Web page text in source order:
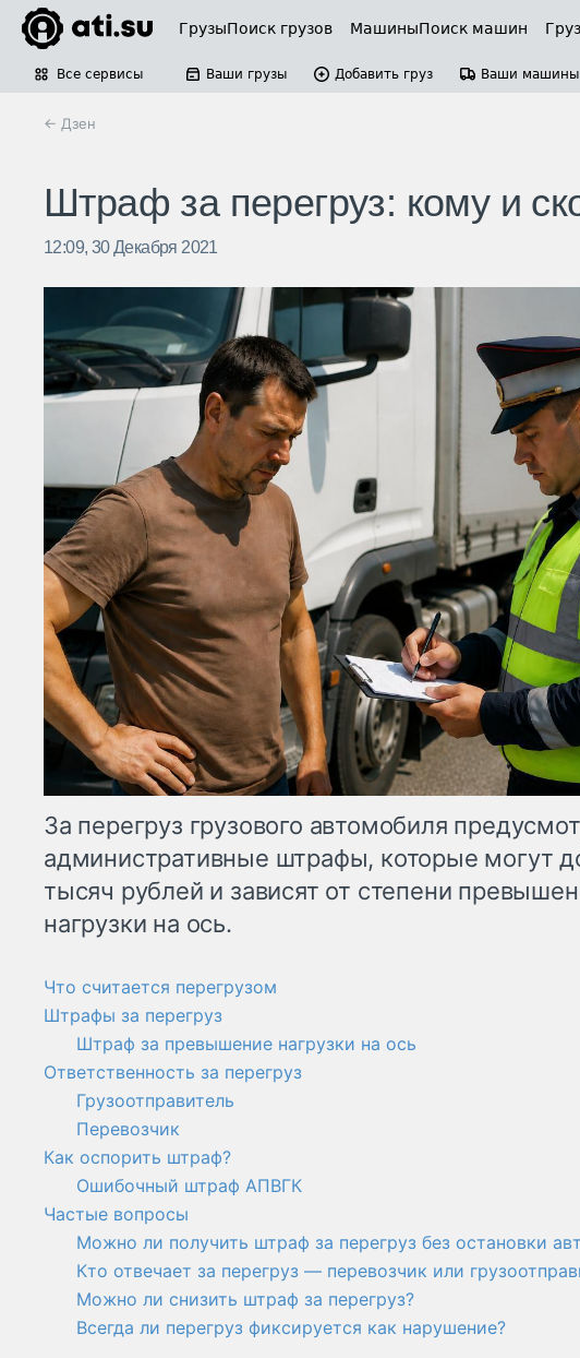
ГрузыПоиск грузов МашиныПоиск машин
Все сервисы Ваши грузы Добавить груз Ваши машины
← Дзен
Штраф за перегруз: кому и
12:09, 30 Декабря 2021
За перегруз грузового автомобиля
административные штрафы, которые могут
тысяч рублей и зависят от степени
нагрузки на ось.
Что считается перегрузом
Штрафы за перегруз
Штраф за превышение нагрузки на ось
Ответственность за перегруз
Грузоотправитель
Перевозчик
Как оспорить штраф?
Ошибочный штраф АПВГК
Частые вопросы
Можно ли получить штраф за перегруз без остановки
Кто отвечает за перегруз — перевозчик или
Можно ли снизить штраф за перегруз?
Всегда ли перегруз фиксируется как нарушение?